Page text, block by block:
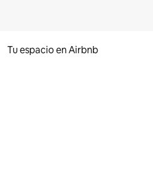
Tu espacio en Airbnb